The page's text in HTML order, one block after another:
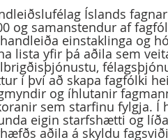
Íslands
og samanstendur af
einstaklinga og
lista yfir þá aðila sem
í því að skapa fagfólki
og íhlutanir
sem starfinu fylgja.
eigin starfshætti og
aðila á skyldu